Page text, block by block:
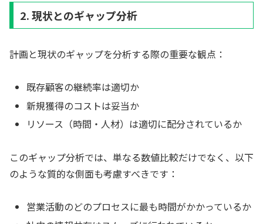
2. 現状とのギャップ分析
計画と現状のギャップを分析する際の重要な観点：
既存顧客の継続率は適切か
新規獲得のコストは妥当か
リソース（時間・人材）は適切に配分されているか
このギャップ分析では、単なる数値比較だけでなく、以下
のような質的な側面も考慮すべきです：
営業活動のどのプロセスに最も時間がかかっているか